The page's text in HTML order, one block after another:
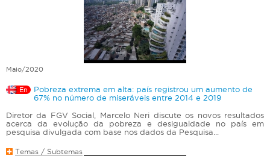
Maio/2020
En
Pobreza extrema em alta: país registrou um aumento de
67% no número de miseráveis entre 2014 e 2019
Diretor da FGV Social, Marcelo Neri discute os novos resultados
acerca da evolução da pobreza e desigualdade no país em
pesquisa divulgada com base nos dados da Pesquisa...
Temas / Subtemas